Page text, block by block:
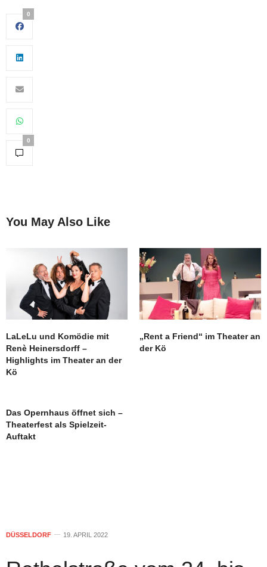
0
0
You May Also Like
LaLeLu und Komödie mit
Renè Heinersdorff –
Highlights im Theater an der
Kö
„Rent a Friend“ im Theater an
der Kö
Das Opernhaus öffnet sich –
Theaterfest als Spielzeit-
Auftakt
DÜSSELDORF 19. APRIL 2022